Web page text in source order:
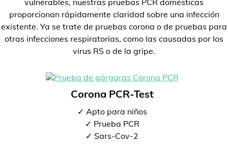
vulnerables, nuestras pruebas PCR domésticas
proporcionan rápidamente claridad sobre una infección
existente. Ya se trate de pruebas corona o de pruebas para
otras infecciones respiratorias, como las causadas por los
virus RS o de la gripe.
Corona PCR-Test
✓ Apto para niños
✓ Prueba PCR
✓ Sars-Cov-2